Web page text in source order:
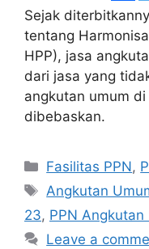
Sejak
tentang
HPP), jasa
dari jasa yang
angkutan umum
dibebaskan.
Categories
Fasilitas PPN,
Tags
Angkutan
23, PPN Angkutan
Leave a